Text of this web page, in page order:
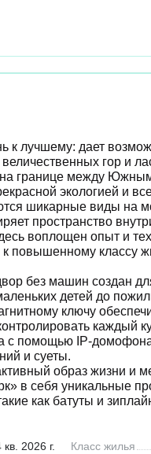
к лучшему: дает
гор и
границе между
экологией и
шикарные виды на
пространство
воплощен опыт и
повышенному классу
без машин создан
детей до
ключу
каждый
помощью IP-
и суеты.
образ жизни и
в себя уникальные
как батуты и
кв. 2026 г. Класс жилья